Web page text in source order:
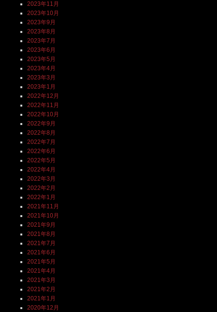
2023年11月
2023年10月
2023年9月
2023年8月
2023年7月
2023年6月
2023年5月
2023年4月
2023年3月
2023年1月
2022年12月
2022年11月
2022年10月
2022年9月
2022年8月
2022年7月
2022年6月
2022年5月
2022年4月
2022年3月
2022年2月
2022年1月
2021年11月
2021年10月
2021年9月
2021年8月
2021年7月
2021年6月
2021年5月
2021年4月
2021年3月
2021年2月
2021年1月
2020年12月